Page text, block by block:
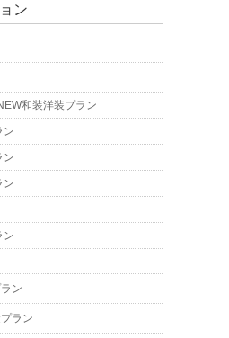
ン
和装洋装プラン
ン
ン
ン
ン
ン
ラン